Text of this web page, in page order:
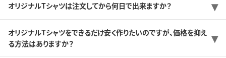
オリジナルTシャツは注文してから何日で出来ますか？
オリジナルTシャツをできるだけ安く作りたいのですが、価格を抑え
る方法はありますか？